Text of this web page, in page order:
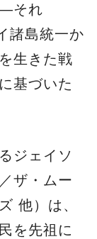
それ
諸島統一か
生きた戦
基づいた
ジェイソ
ザ・ムー
他）は、
を先祖に